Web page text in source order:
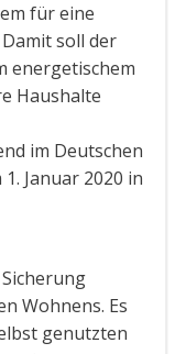
für eine
soll der
energetischem
Haushalte
im Deutschen
Januar 2020 in
Wohnens. Es
genutzten